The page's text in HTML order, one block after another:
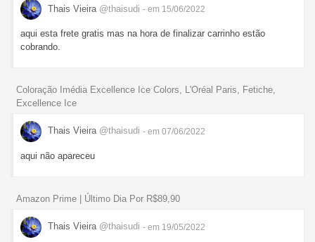
Thais Vieira @thaisudi - em 15/06/2022
aqui esta frete gratis mas na hora de finalizar carrinho estão
cobrando.
Coloração Imédia Excellence Ice Colors, L'Oréal Paris, Fetiche,
Excellence Ice
Thais Vieira @thaisudi - em 07/06/2022
aqui não apareceu
Amazon Prime | Último Dia Por R$89,90
Thais Vieira @thaisudi - em 19/05/2022